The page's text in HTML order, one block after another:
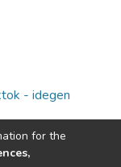
- idegen
for the